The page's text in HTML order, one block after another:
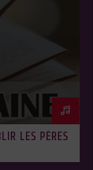
LES PÈRES